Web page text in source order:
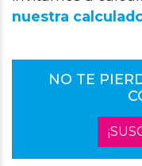
nuestra
NO TE